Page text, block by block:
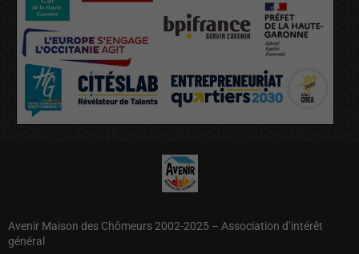
Avenir Maison des Chômeurs 2002-2025 – Association d’intérêt
général